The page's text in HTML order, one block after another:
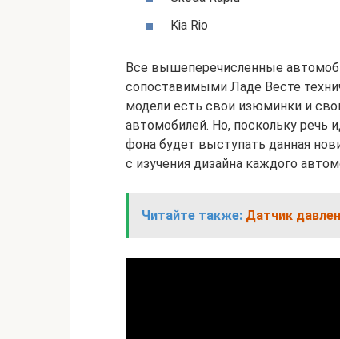
Kia Rio
Все вышеперечисленные
сопоставимыми Ладе Весте
модели есть свои изюминки и
автомобилей. Но, поскольку речь
фона будет выступать данная
с изучения дизайна каждого
Читайте также: Датчик